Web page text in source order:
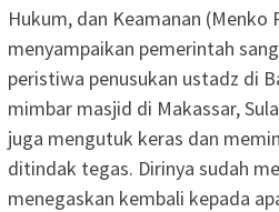
Hukum, dan Keamanan
menyampaikan pemerintah
peristiwa penusukan ustadz di
mimbar masjid di Makassar,
juga mengutuk keras dan
ditindak tegas. Dirinya sudah
menegaskan kembali kepada